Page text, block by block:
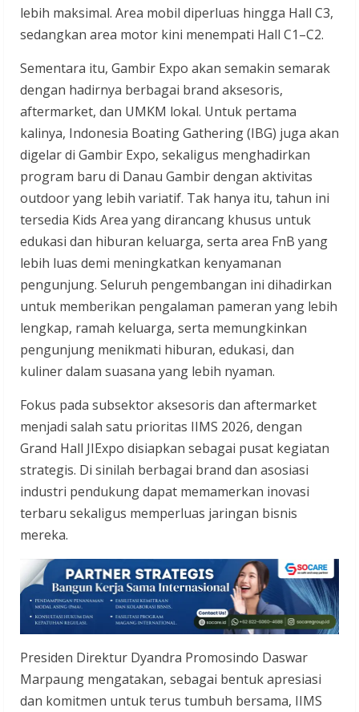
lebih maksimal. Area mobil diperluas hingga Hall C3,
sedangkan area motor kini menempati Hall C1–C2.
Sementara itu, Gambir Expo akan semakin semarak
dengan hadirnya berbagai brand aksesoris,
aftermarket, dan UMKM lokal. Untuk pertama
kalinya, Indonesia Boating Gathering (IBG) juga akan
digelar di Gambir Expo, sekaligus menghadirkan
program baru di Danau Gambir dengan aktivitas
outdoor yang lebih variatif. Tak hanya itu, tahun ini
tersedia Kids Area yang dirancang khusus untuk
edukasi dan hiburan keluarga, serta area FnB yang
lebih luas demi meningkatkan kenyamanan
pengunjung. Seluruh pengembangan ini dihadirkan
untuk memberikan pengalaman pameran yang lebih
lengkap, ramah keluarga, serta memungkinkan
pengunjung menikmati hiburan, edukasi, dan
kuliner dalam suasana yang lebih nyaman.
Fokus pada subsektor aksesoris dan aftermarket
menjadi salah satu prioritas IIMS 2026, dengan
Grand Hall JIExpo disiapkan sebagai pusat kegiatan
strategis. Di sinilah berbagai brand dan asosiasi
industri pendukung dapat memamerkan inovasi
terbaru sekaligus memperluas jaringan bisnis
mereka.
Presiden Direktur Dyandra Promosindo Daswar
Marpaung mengatakan, sebagai bentuk apresiasi
dan komitmen untuk terus tumbuh bersama, IIMS